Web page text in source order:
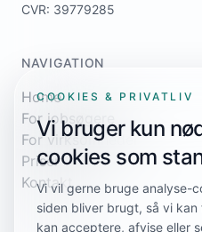
CVR: 39779285
NAVIGATION
Home
For jobsøgere
For virksomheder
Priser
Kontakt
COOKIES & PRIVATLIV
Vi bruger kun
cookies som
Vi vil gerne bruge analyse-
siden bliver brugt, så vi
kan acceptere, afvise eller